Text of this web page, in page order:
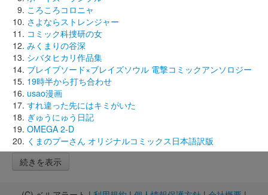
ころころコロニャ
さよならストレンジャー
コミック科捜研の女
みくまりの谷深
シバタヒカリ作品集
ブレイブソード×ブレイズソウル 電撃コミックアンソロジー
19時半から打ち合わせ
usao漫画
すれ違った先にはキミがいた
ぎゅうにゅう日記
OMEGA 2-D
くまのプーさん オリジナルコミックス日本語訳版
続きを表示